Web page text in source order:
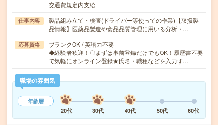
交通費規定内支給
仕事内容
製品組み立て・検査(ドライバー等使っての作業)【取扱製
品情報】医薬品製造や食品品質管理に用いる分析・…
応募資格
ブランクOK / 英語力不要
◆経験者歓迎！〇まずは事前登録だけでもOK！履歴書不要
で気軽にオンライン登録★氏名・職種などを入力す…
職場の雰囲気
年齢層
20代
30代 40代 50代 60代